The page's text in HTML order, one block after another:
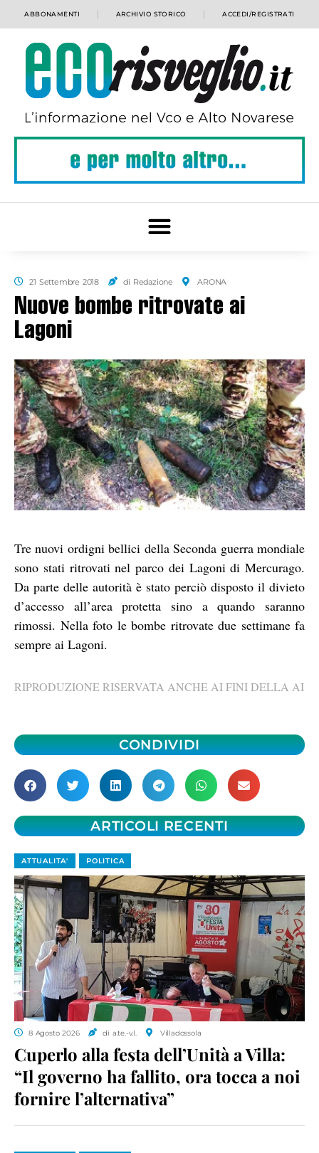
ABBONAMENTI ARCHIVIO STORICO ACCEDI/REGISTRATI
21 Settembre 2018 di Redazione ARONA
Nuove bombe ritrovate ai
Lagoni
Tre nuovi ordigni bellici della Seconda guerra mondiale
sono stati ritrovati nel parco dei Lagoni di Mercurago.
Da parte delle autorità è stato perciò disposto il divieto
d’accesso all’area protetta sino a quando saranno
rimossi. Nella foto le bombe ritrovate due settimane fa
sempre ai Lagoni.
RIPRODUZIONE RISERVATA ANCHE AI FINI DELLA AI
CONDIVIDI
ARTICOLI RECENTI
ATTUALITA' POLITICA
8 Agosto 2026 di a.te.-v.l. Villadossola
Cuperlo alla festa dell’Unità a Villa:
“Il governo ha fallito, ora tocca a noi
fornire l’alternativa”